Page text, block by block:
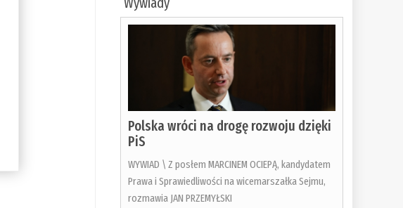
Polska wróci na drogę rozwoju dzięki
PiS
WYWIAD \ Z posłem MARCINEM OCIEPĄ, kandydatem
Prawa i Sprawiedliwości na wicemarszałka Sejmu,
rozmawia JAN PRZEMYŁSKI